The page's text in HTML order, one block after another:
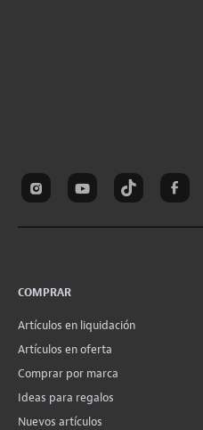
COMPRAR
Artículos en liquidación
Artículos en oferta
Comprar por marca
Ideas para regalos
Nuevos artículos